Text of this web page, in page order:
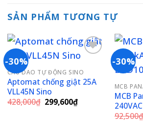
SẢN PHẨM TƯƠNG TỰ
-30%
Add to
CẦU DAO TỰ ĐỘNG SINO
Aptomat chống giật 25A
VLL45N Sino
428,000₫ Giá
299,600₫Giá
-30%
MCB
MCB
92,500₫